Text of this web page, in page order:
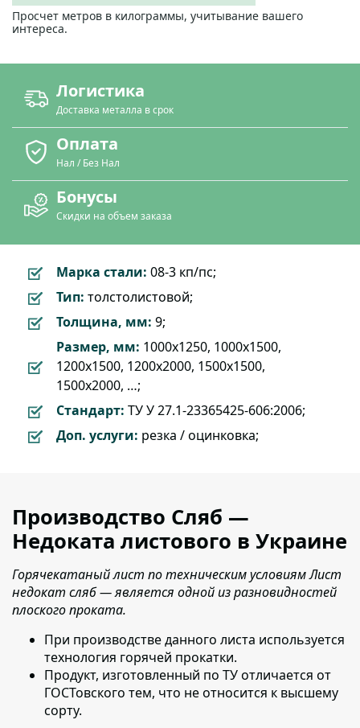
Просчет метров в килограммы, учитывание вашего
интереса.
Логистика
Доставка металла в срок
Оплата
Нал / Без Нал
Бонусы
Скидки на объем заказа
Марка стали: 08-3 кп/пс;
Тип: толстолистовой;
Толщина, мм: 9;
Размер, мм: 1000х1250, 1000х1500,
1200х1500, 1200х2000, 1500х1500,
1500х2000, …;
Стандарт: ТУ У 27.1-23365425-606:2006;
Доп. услуги: резка / оцинковка;
Производство Сляб —
Недоката листового в Украине
Горячекатаный лист по техническим условиям Лист
недокат сляб — является одной из разновидностей
плоского проката.
При производстве данного листа используется
технология горячей прокатки.
Продукт, изготовленный по ТУ отличается от
ГОСТовского тем, что не относится к высшему
сорту.